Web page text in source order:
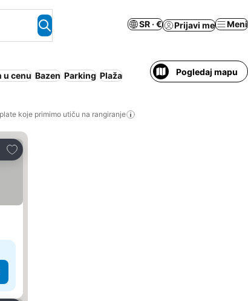
SR · € Prijavi me Meni
u cenu Bazen Parking Plaža Pogledaj mapu
koje primimo utiču na rangiranje
Dodati u favorite